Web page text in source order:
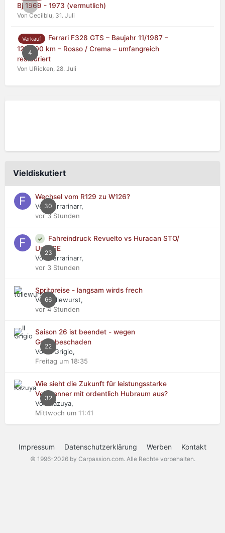
0
Bj 1969 - 1973 (vermutlich)
Von Cecilblu, 31. Juli
4
Verkauf
Ferrari F328 GTS – Baujahr 11/1987 –
125.000 km – Rosso / Crema – umfangreich
restauriert
Von URicken, 28. Juli
Vieldiskutiert
30
Wechsel vom R129 zu W126?
Von Ferrarinarr,
vor 3 Stunden
23
Fahreindruck Revuelto vs Huracan STO/
Urus SE
Von Ferrarinarr,
vor 3 Stunden
66
Spritpreise - langsam wirds frech
Von tollewurst,
vor 4 Stunden
22
Saison 26 ist beendet - wegen
Getriebeschaden
Von Il Grigio,
Freitag um 18:35
32
Wie sieht die Zukunft für leistungsstarke
Verbrenner mit ordentlich Hubraum aus?
Von Kazuya,
Mittwoch um 11:41
Impressum Datenschutzerklärung Werben Kontakt
© 1996-2026 by Carpassion.com. Alle Rechte vorbehalten.